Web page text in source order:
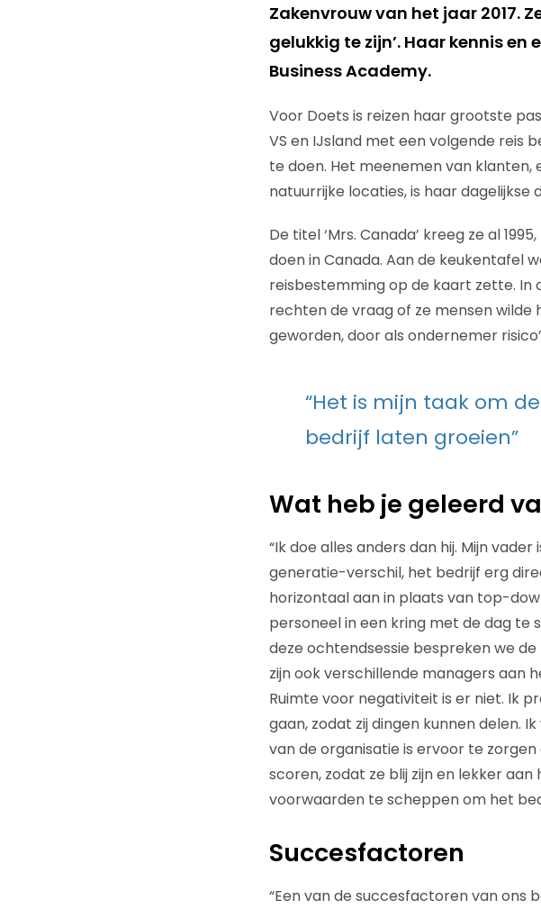
Zakenvrouw van het jaar 2017.
gelukkig te zijn’. Haar kennis
Business Academy.
Voor Doets is reizen haar grootste
VS en IJsland met een volgende reis
te doen. Het meenemen van klanten,
natuurrijke locaties, is haar dagelijkse
De titel ‘Mrs. Canada’ kreeg ze al
doen in Canada. Aan de keukentafel
reisbestemming op de kaart zette. In
rechten de vraag of ze mensen
geworden, door als ondernemer
“Het is mijn taak om
bedrijf laten groeien”
Wat heb je geleerd
“Ik doe alles anders dan hij. Mijn
generatie-verschil, het bedrijf erg
horizontaal aan in plaats van top-
personeel in een kring met de dag te
deze ochtendsessie bespreken we
zijn ook verschillende managers aan
Ruimte voor negativiteit is er niet. Ik
gaan, zodat zij dingen kunnen delen.
van de organisatie is ervoor te
scoren, zodat ze blij zijn en lekker
voorwaarden te scheppen om het
Succesfactoren
“Een van de succesfactoren van ons